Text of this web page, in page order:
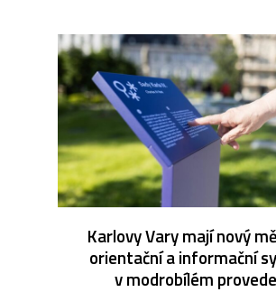
Karlovy Vary mají nový
orientační a informační
v modrobílém